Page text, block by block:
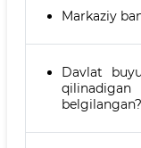
Markaziy
Davlat
qilinadigan
belgilangan?